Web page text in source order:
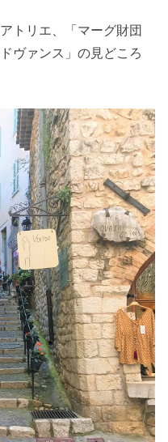
トリエ、「マーグ財団
ヴァンス」の見どころ